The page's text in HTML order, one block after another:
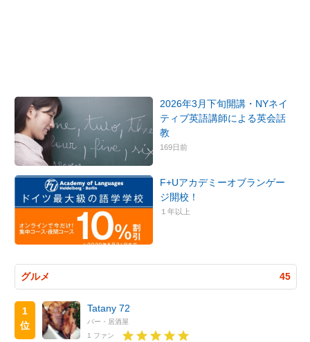
2026年3月下旬開講・NYネイ
ティブ英語講師による英会話
教
169日前
F+Uアカデミーオブランゲー
ジ開校！
１年以上
グルメ 45
1
位
Tatany 72
バー・居酒屋
1 ファン